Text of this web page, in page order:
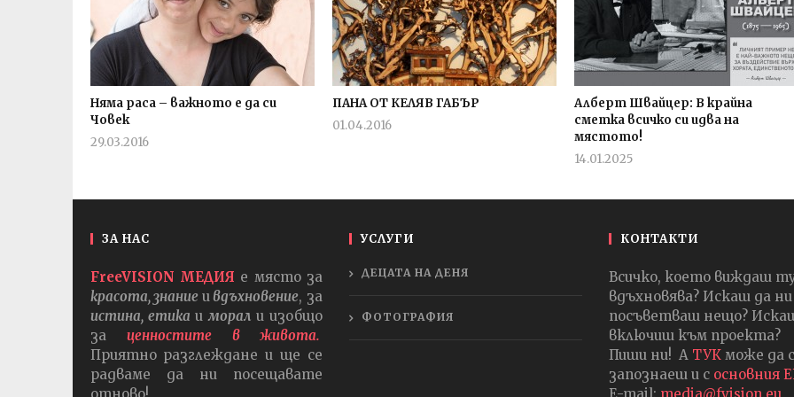
Няма раса – важното е да си
Човек
29.03.2016
ПАНА ОТ КЕЛЯВ ГАБЪР
01.04.2016
Алберт Швайцер: В крайна
сметка всичко си идва на
мястото!
14.01.2025
ЗА НАС
FreeVISION МЕДИЯ е място за
красота, знание и вдъхновение, за
истина, етикаи морал и изобщо
за ценностите в живота.
Приятно разглеждане и ще се
радваме да ни посещавате
УСЛУГИ
ДЕЦАТА НА ДЕНЯ
ФОТОГРАФИЯ
КОНТАКТИ
Всичко, което виждаш
вдъхновява? Искаш да ни
посъветваш нещо?
включиш към проекта?
Пиши ни! А ТУКможе да
запознаеш и с основния